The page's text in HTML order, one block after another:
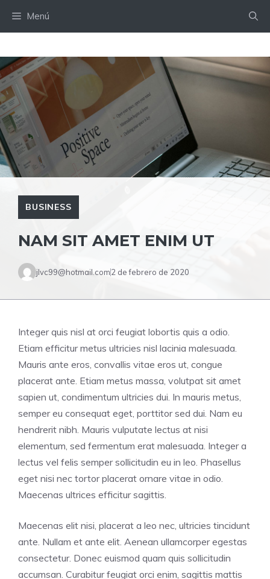
Menú
BUSINESS
NAM SIT AMET ENIM UT
jlvc99@hotmail.com2 de febrero de 2020
Integer quis nisl at orci feugiat lobortis quis a odio.
Etiam efficitur metus ultricies nisl lacinia malesuada.
Mauris ante eros, convallis vitae eros ut, congue
placerat ante. Etiam metus massa, volutpat sit amet
sapien ut, condimentum ultricies dui. In mauris metus,
semper eu consequat eget, porttitor sed dui. Nam eu
hendrerit nibh. Mauris vulputate lectus at nisi
elementum, sed fermentum erat malesuada. Integer a
lectus vel felis semper sollicitudin eu in leo. Phasellus
eget nisi nec tortor placerat ornare vitae in odio.
Maecenas ultrices efficitur sagittis.
Maecenas elit nisi, placerat a leo nec, ultricies tincidunt
ante. Nullam et ante elit. Aenean ullamcorper egestas
consectetur. Donec euismod quam quis sollicitudin
accumsan. Curabitur feugiat orci enim, sagittis mattis